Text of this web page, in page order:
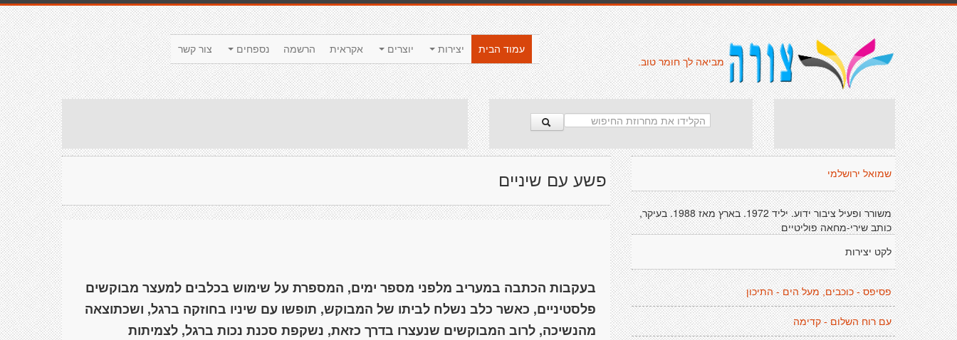
צור קשר נספחים הרשמה אקראית יוצרים יצירות
עמוד הבית
מביאה לך חומר טוב.
פשע עם שיניים
בעקבות הכתבה במעריב מלפני מספר ימים, המספרת על שימוש בכלבים למעצר מבוקשים
פלסטיניים, כאשר כלב נשלח לביתו של המבוקש, תופשו עם שיניו בחוזקה ברגל, ושכתוצאה
מהנשיכה, לרוב המבוקשים שנעצרו בדרך כזאת, נשקפת סכנת נכות ברגל, לצמיתות
שמואל ירושלמי
משורר ופעיל ציבור ידוע. יליד 1972. בארץ מאז 1988. בעיקר,
כותב שירי-מחאה פוליטיים
לקט יצירות
פסיפס - כוכבים, מעל הים - התיכון
עם רוח השלום - קדימה